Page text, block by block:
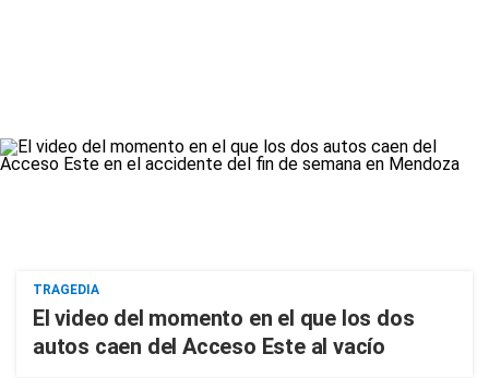
TRAGEDIA
El video del momento en el que los dos
autos caen del Acceso Este al vacío